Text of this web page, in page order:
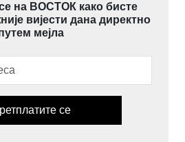
на ВОСТОК како бисте
вијести дана директно
мејла
се